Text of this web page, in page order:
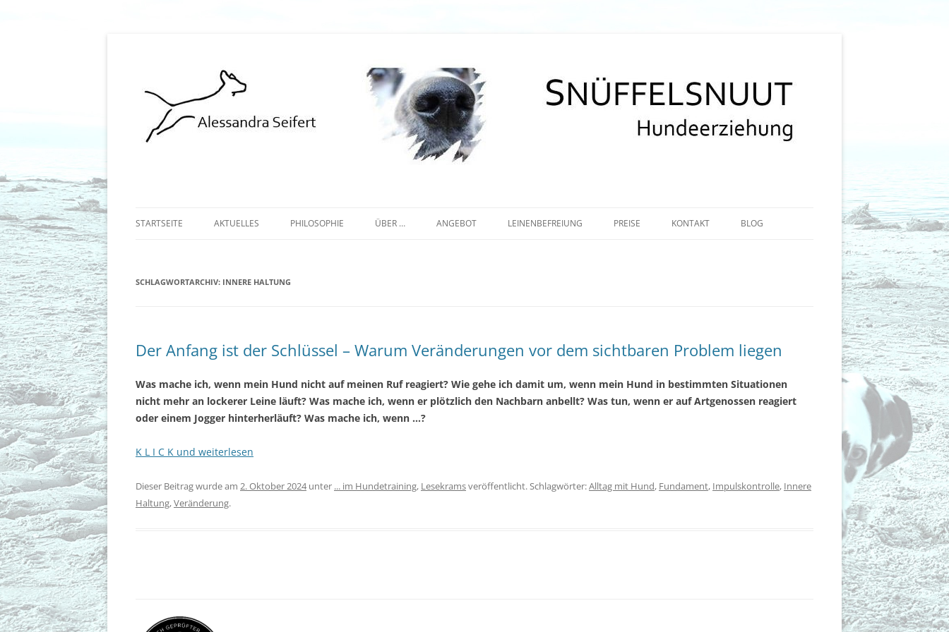
Inhalt
STARTSEITE AKTUELLES PHILOSOPHIE ÜBER … ANGEBOT LEINENBEFREIUNG PREISE KONTAKT BLOG
SCHLAGWORTARCHIV: INNERE HALTUNG
Der Anfang ist der Schlüssel – Warum Veränderungen vor dem sichtbaren Problem liegen
Was mache ich, wenn mein Hund nicht auf meinen Ruf reagiert? Wie gehe ich damit um, wenn mein Hund in bestimmten Situationen
nicht mehr an lockerer Leine läuft? Was mache ich, wenn er plötzlich den Nachbarn anbellt? Was tun, wenn er auf Artgenossen reagiert
oder einem Jogger hinterherläuft? Was mache ich, wenn …?
K L I C K und weiterlesen
Dieser Beitrag wurde am 2. Oktober 2024unter ... im Hundetraining, Lesekramsveröffentlicht. Schlagwörter:Alltag mit Hund, Fundament, Impulskontrolle, Innere
Haltung,Veränderung.